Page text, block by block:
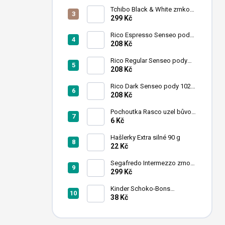
Tchibo Black & White zrnková
káva 1 kg
299 Kč
Rico Espresso Senseo pody
102 ks
208 Kč
Rico Regular Senseo pody
102 ks
208 Kč
Rico Dark Senseo pody 102
ks
208 Kč
Pochoutka Rasco uzel bůvolí
bílý 6,26cm 50ks
6 Kč
Hašlerky Extra silné 90 g
22 Kč
Segafredo Intermezzo zrno
1kg
299 Kč
Kinder Schoko-Bons
čokoládové bonbony 46 g
38 Kč